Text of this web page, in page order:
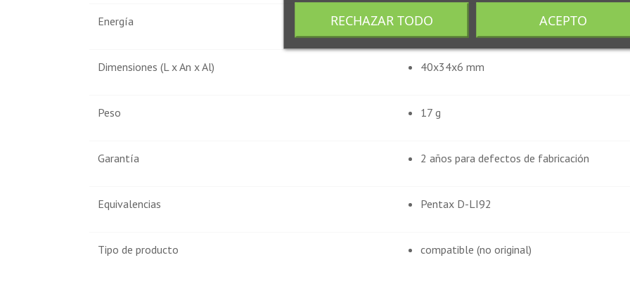
Energía 2,8 Wh
Dimensiones (L x An x Al) 40x34x6 mm
Peso 17 g
Garantía 2 años para defectos de fabricación
Equivalencias Pentax D-LI92
Tipo de producto compatible (no original)
RECHAZAR TODO ACEPTO